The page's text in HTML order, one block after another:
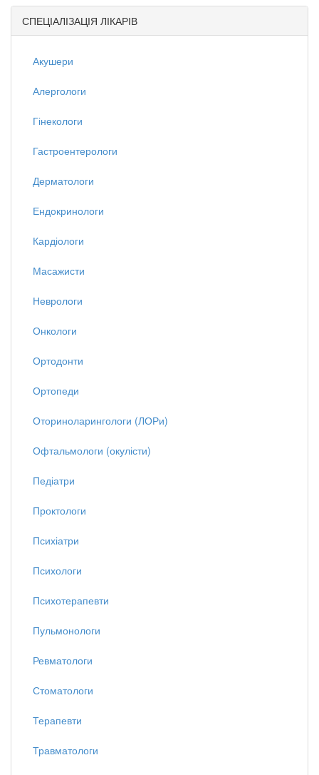
СПЕЦІАЛІЗАЦІЯ ЛІКАРІВ
Акушери
Алергологи
Гінекологи
Гастроентерологи
Дерматологи
Ендокринологи
Кардіологи
Масажисти
Неврологи
Онкологи
Ортодонти
Ортопеди
Оториноларингологи (ЛОРи)
Офтальмологи (окулісти)
Педіатри
Проктологи
Психіатри
Психологи
Психотерапевти
Пульмонологи
Ревматологи
Стоматологи
Терапевти
Травматологи